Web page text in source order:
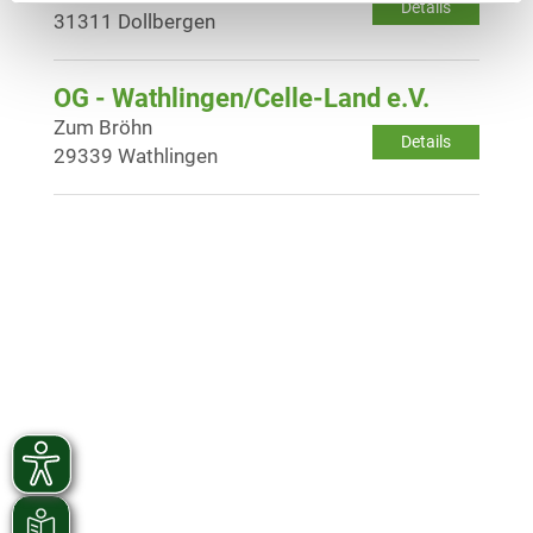
Details
31311 Dollbergen
OG - Wathlingen/Celle-Land e.V.
Details
Zum Bröhn
29339 Wathlingen